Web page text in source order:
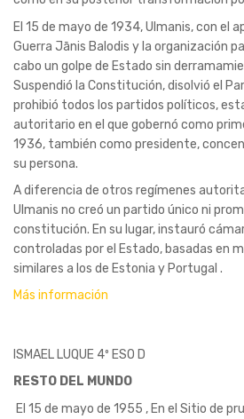
El 15 de mayo de 1934, Ulmanis, con el
Guerra Jānis Balodis y la organización
cabo un golpe de Estado sin
Suspendió la Constitución, disolvió el
prohibió todos los partidos políticos,
autoritario en el que gobernó como
1936, también como presidente,
su persona.
A diferencia de otros regímenes
Ulmanis no creó un partido único ni
constitución. En su lugar, instauró
controladas por el Estado, basadas en
similares a los de Estonia y Portugal .
Más información
ISMAEL LUQUE 4º ESO D
RESTO DEL MUNDO
El 15 de mayo de 1955 , En el Sitio de